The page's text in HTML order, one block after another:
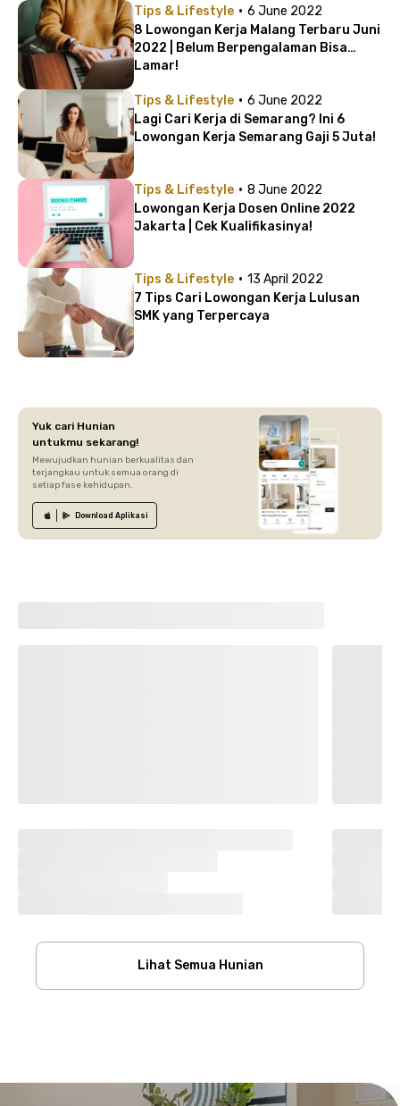
Tips & Lifestyle · 6 June 2022
8 Lowongan Kerja Malang Terbaru Juni
2022 | Belum Berpengalaman Bisa
Lamar!
Tips & Lifestyle · 6 June 2022
Lagi Cari Kerja di Semarang? Ini 6
Lowongan Kerja Semarang Gaji 5 Juta!
Tips & Lifestyle · 8 June 2022
Lowongan Kerja Dosen Online 2022
Jakarta | Cek Kualifikasinya!
Tips & Lifestyle · 13 April 2022
7 Tips Cari Lowongan Kerja Lulusan
SMK yang Terpercaya
Yuk cari Hunian
untukmu sekarang!
Mewujudkan hunian berkualitas dan
terjangkau untuk semua orang di
setiap fase kehidupan.
Download Aplikasi
Lihat Semua Hunian